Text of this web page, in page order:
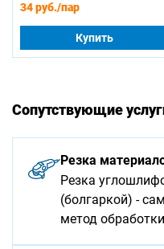
34 руб./пар
Купить
Сопутствующие
Резка
Резка
(болгаркой) -
метод